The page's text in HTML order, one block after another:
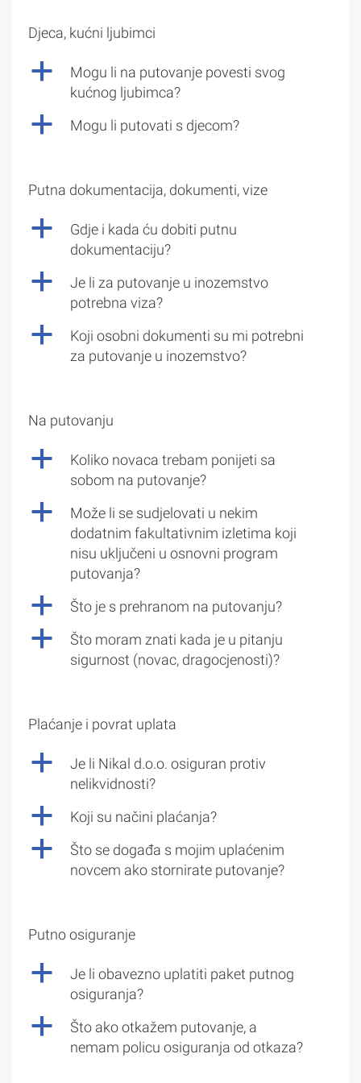
Djeca, kućni ljubimci
a
Mogu li na putovanje povesti svog
kućnog ljubimca?
a Mogu li putovati s djecom?
Putna dokumentacija, dokumenti, vize
a
Gdje i kada ću dobiti putnu
dokumentaciju?
a
Je li za putovanje u inozemstvo
potrebna viza?
a
Koji osobni dokumenti su mi potrebni
za putovanje u inozemstvo?
Na putovanju
a
Koliko novaca trebam ponijeti sa
sobom na putovanje?
a
Može li se sudjelovati u nekim
dodatnim fakultativnim izletima koji
nisu uključeni u osnovni program
putovanja?
a Što je s prehranom na putovanju?
a
Što moram znati kada je u pitanju
sigurnost (novac, dragocjenosti)?
Plaćanje i povrat uplata
a
Je li Nikal d.o.o. osiguran protiv
nelikvidnosti?
a Koji su načini plaćanja?
a
Što se događa s mojim uplaćenim
novcem ako stornirate putovanje?
Putno osiguranje
a
Je li obavezno uplatiti paket putnog
osiguranja?
a
Što ako otkažem putovanje, a
nemam policu osiguranja od otkaza?